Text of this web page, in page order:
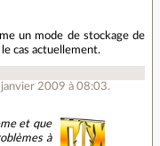
un mode de stockage de
cas actuellement.
janvier 2009 à 08:03.
et que
à